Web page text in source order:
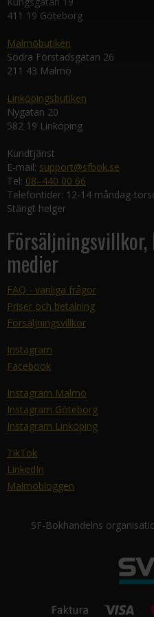
411 19 Göteborg
Malmöbutiken
Södra Förstadsgatan 26
211 43 Malmö
Linköpingsbutiken
Nygatan 20
582 19 Linköping
Kundtjänst
E-mail: support@sfbok.se
Tel: 08–440 00 66
Telefontider: 12-14 måndag-
Stängt helger
Försäljningsvillkor,
medier
FAQ - vanliga frågor
Priser och betalning
Försäljningsvillkor
Instagram
Facebook
Instagram Malmö
Instagram Göteborg
Instagram Linköping
TikTok
LinkedIn
Malmöbloggen
SF-Bokhandelns